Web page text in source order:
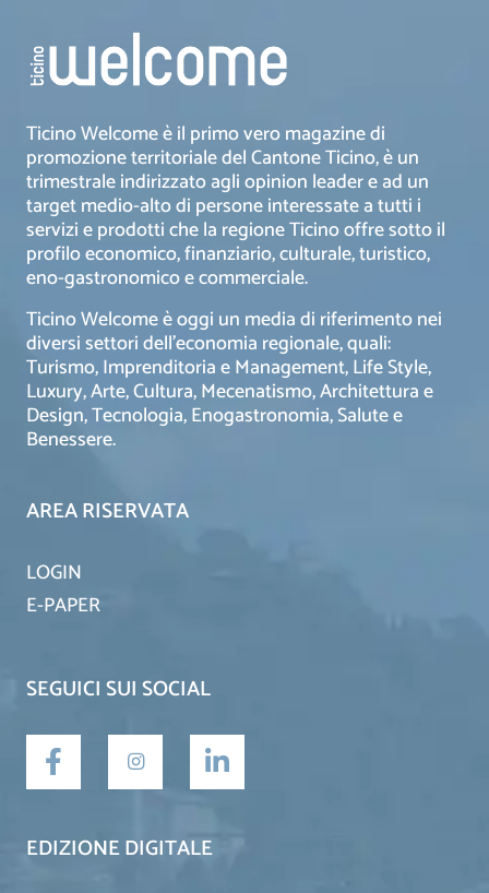
Ticino Welcome è il primo vero magazine di
promozione territoriale del Cantone Ticino, è un
trimestrale indirizzato agli opinion leader e ad un
target medio-alto di persone interessate a tutti i
servizi e prodotti che la regione Ticino offre sotto il
profilo economico, finanziario, culturale, turistico,
eno-gastronomico e commerciale.
Ticino Welcome è oggi un media di riferimento nei
diversi settori dell’economia regionale, quali:
Turismo, Imprenditoria e Management, Life Style,
Luxury, Arte, Cultura, Mecenatismo, Architettura e
Design, Tecnologia, Enogastronomia, Salute e
Benessere.
AREA RISERVATA
LOGIN
E-PAPER
SEGUICI SUI SOCIAL
EDIZIONE DIGITALE